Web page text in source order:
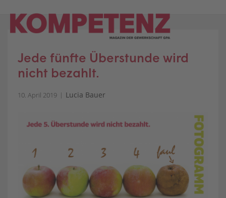
content
Jede fünfte Überstunde wird
nicht bezahlt.
10. April 2019 Lucia Bauer